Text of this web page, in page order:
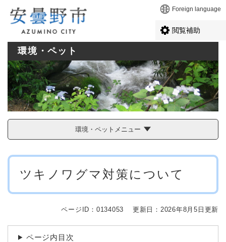
メニューを飛ばして本文へ Foreign language
閲覧補助
環境・ペット
環境・ペットメニュー
本
ツキノワグマ対策について
ページID：0134053 更新日：2026年8月5日更新
ページ内目次